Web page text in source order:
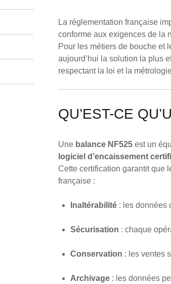
La réglementation française
conforme aux exigences de la
Pour les métiers de bouche et
aujourd’hui la solution la plus
respectant la loi et la
QU’EST-CE
Une balance NF525est un
logiciel d’encaissement
Cette certification garantit que
française :
Inaltérabilité: les données
Sécurisation : chaque
Conservation : les ventes
Archivage: les données